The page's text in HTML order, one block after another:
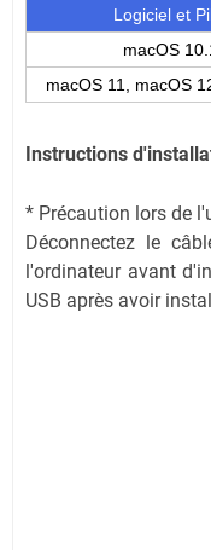
Logiciel et
macOS
macOS 11, macOS
Instructions
* Précaution lors de
Déconnectez le
l'ordinateur avant
USB après avoir